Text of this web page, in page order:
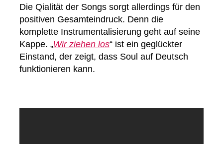
Die Qialität der Songs sorgt allerdings für den
positiven Gesamteindruck. Denn die
komplette Instrumentalisierung geht auf seine
Kappe. „Wir ziehen los“ ist ein geglückter
Einstand, der zeigt, dass Soul auf Deutsch
funktionieren kann.